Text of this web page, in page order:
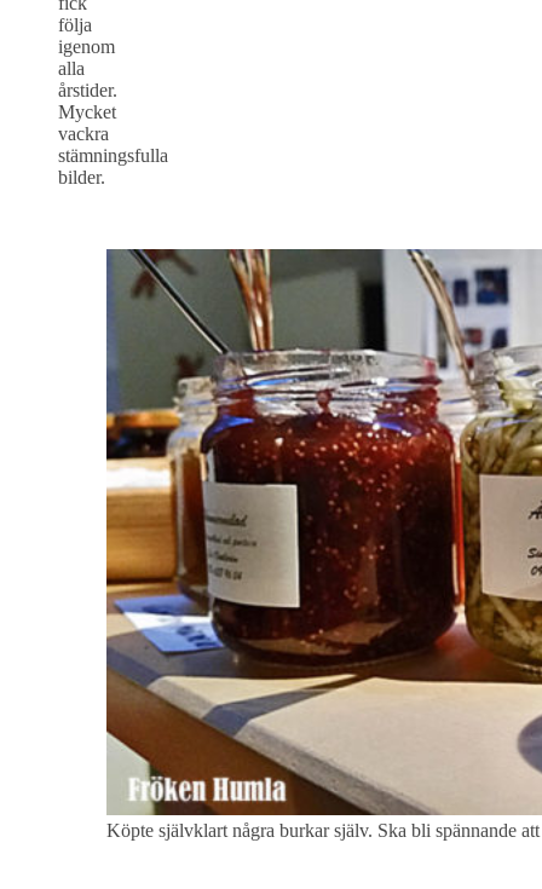
följa
igenom
alla
årstider.
Mycket
vackra
stämningsfulla
bilder.
Köpte självklart några burkar själv. Ska bli spännande